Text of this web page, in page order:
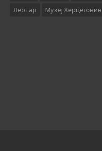
Леотар
Музеј